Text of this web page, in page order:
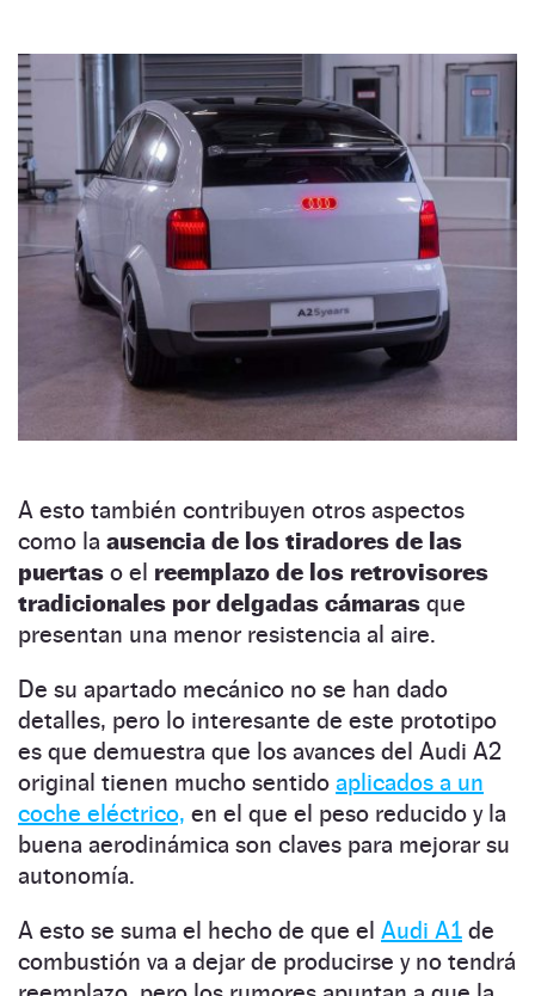
A esto también contribuyen otros aspectos
como la ausencia de los tiradores de las
puertas o el reemplazo de los retrovisores
tradicionales por delgadas cámaras que
presentan una menor resistencia al aire.
De su apartado mecánico no se han dado
detalles, pero lo interesante de este prototipo
es que demuestra que los avances del Audi A2
original tienen mucho sentido aplicados a un
coche eléctrico, en el que el peso reducido y la
buena aerodinámica son claves para mejorar su
autonomía.
A esto se suma el hecho de que el Audi A1 de
combustión va a dejar de producirse y no tendrá